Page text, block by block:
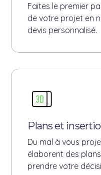
Faites le premier
de votre projet en
devis personnalisé.
Plans et
Du mal à vous
élaborent des
prendre votre